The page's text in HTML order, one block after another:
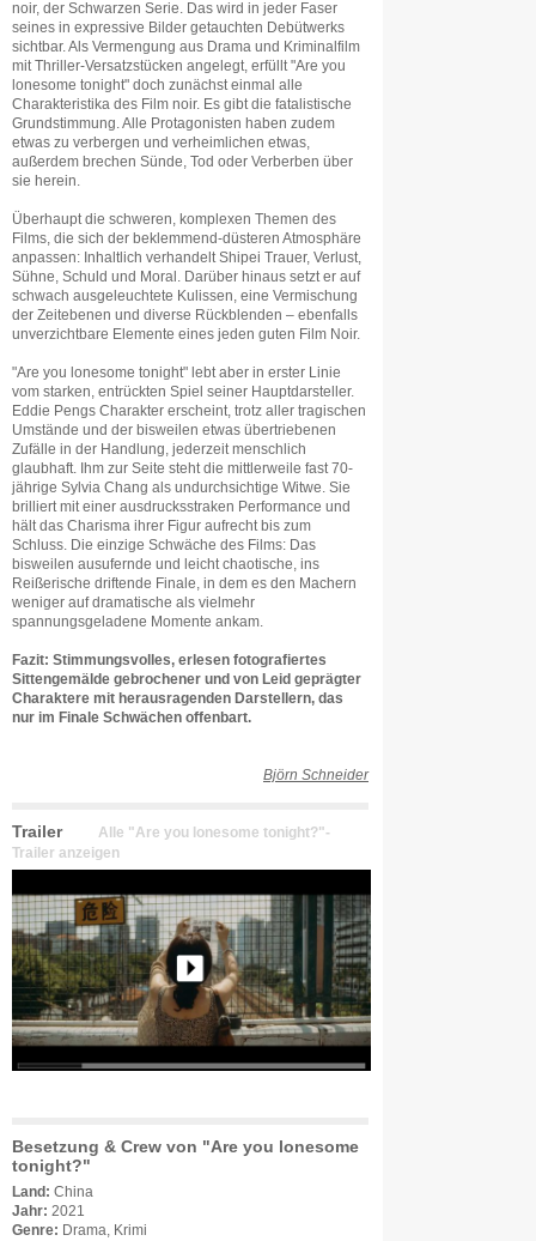
noir, der Schwarzen Serie. Das wird in jeder Faser
seines in expressive Bilder getauchten Debütwerks
sichtbar. Als Vermengung aus Drama und Kriminalfilm
mit Thriller-Versatzstücken angelegt, erfüllt "Are you
lonesome tonight" doch zunächst einmal alle
Charakteristika des Film noir. Es gibt die fatalistische
Grundstimmung. Alle Protagonisten haben zudem
etwas zu verbergen und verheimlichen etwas,
außerdem brechen Sünde, Tod oder Verberben über
sie herein.
Überhaupt die schweren, komplexen Themen des
Films, die sich der beklemmend-düsteren Atmosphäre
anpassen: Inhaltlich verhandelt Shipei Trauer, Verlust,
Sühne, Schuld und Moral. Darüber hinaus setzt er auf
schwach ausgeleuchtete Kulissen, eine Vermischung
der Zeitebenen und diverse Rückblenden – ebenfalls
unverzichtbare Elemente eines jeden guten Film Noir.
"Are you lonesome tonight" lebt aber in erster Linie
vom starken, entrückten Spiel seiner Hauptdarsteller.
Eddie Pengs Charakter erscheint, trotz aller tragischen
Umstände und der bisweilen etwas übertriebenen
Zufälle in der Handlung, jederzeit menschlich
glaubhaft. Ihm zur Seite steht die mittlerweile fast 70-
jährige Sylvia Chang als undurchsichtige Witwe. Sie
brilliert mit einer ausdrucksstraken Performance und
hält das Charisma ihrer Figur aufrecht bis zum
Schluss. Die einzige Schwäche des Films: Das
bisweilen ausufernde und leicht chaotische, ins
Reißerische driftende Finale, in dem es den Machern
weniger auf dramatische als vielmehr
spannungsgeladene Momente ankam.
Fazit: Stimmungsvolles, erlesen fotografiertes
Sittengemälde gebrochener und von Leid geprägter
Charaktere mit herausragenden Darstellern, das
nur im Finale Schwächen offenbart.
Björn Schneider
Trailer
Alle "Are you lonesome tonight?"-
Trailer anzeigen
Besetzung & Crew von "Are you lonesome
tonight?"
Land: China
Jahr: 2021
Genre: Drama, Krimi